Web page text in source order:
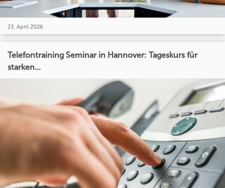
23. April 2026
Telefontraining Seminar in Hannover: Tageskurs für
starken...